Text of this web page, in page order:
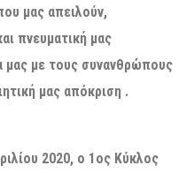
μας απειλούν,
πνευματική μας
μας με τους συνανθρώπους
μας απόκριση .
2020, ο 1ος Κύκλος